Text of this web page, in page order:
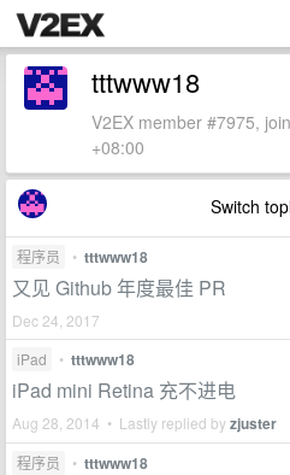
tttwww18
V2EX member #7975,
+08:00
Switch
程序员 • tttwww18
又见 Github 年度最佳 PR
Dec 24, 2017
iPad
• tttwww18
iPad mini Retina 充不进电
Aug 28, 2014 • Lastly replied byzjuster
程序员 • tttwww18